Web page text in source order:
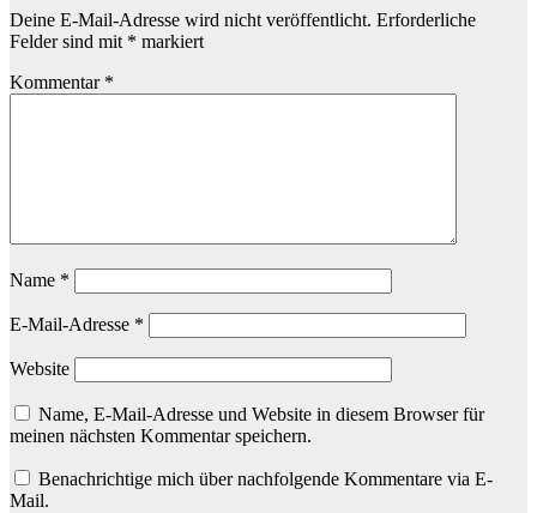
Deine E-Mail-Adresse wird nicht veröffentlicht. Erforderliche
Felder sind mit * markiert
Kommentar *
Name *
E-Mail-Adresse *
Website
Name, E-Mail-Adresse und Website in diesem Browser für
meinen nächsten Kommentar speichern.
Benachrichtige mich über nachfolgende Kommentare via E-
Mail.